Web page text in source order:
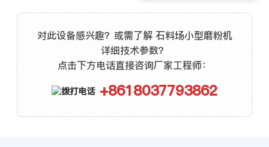
对此设备感兴趣？或需了解 石料场小型磨粉机
详细技术参数？
点击下方电话直接咨询厂家工程师：
+8618037793862